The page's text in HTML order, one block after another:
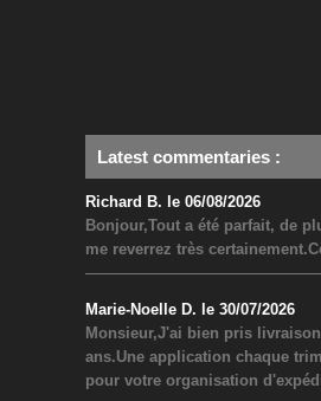
Latest commentaries :
Richard B. le 06/08/2026
Bonjour,Tout a été parfait, de
me reverrez très
Marie-Noelle D. le 30/07/2026
Monsieur,J'ai bien pris
ans.Une application chaque
pour votre organisation